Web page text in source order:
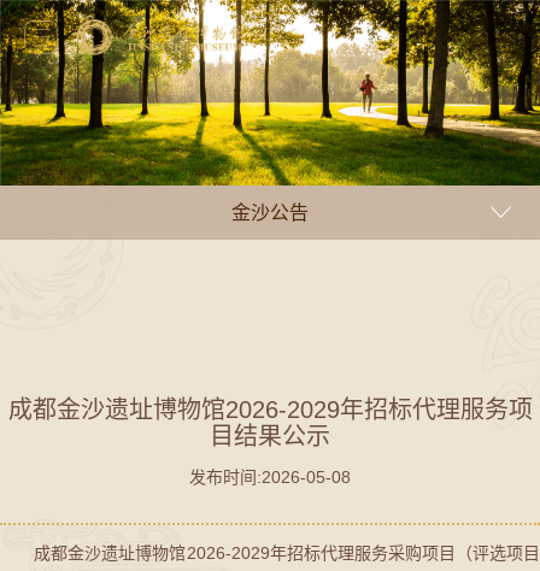
金沙公告
成都金沙遗址博物馆2026-2029年招标代理服务项
目结果公示
发布时间:2026-05-08
成都金沙遗址博物馆2026-2029年招标代理服务采购项目（评选项目